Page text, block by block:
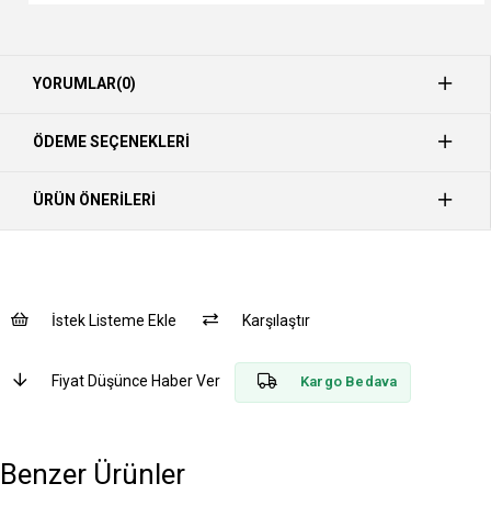
YORUMLAR(0)
ÖDEME SEÇENEKLERI
ÜRÜN ÖNERILERI
İstek Listeme Ekle Karşılaştır
Fiyat Düşünce Haber Ver Kargo Bedava
Benzer Ürünler